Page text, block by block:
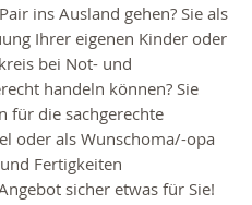
ins Ausland gehen? Sie als
Ihrer eigenen Kinder oder
bei Not- und
handeln können? Sie
für die sachgerechte
oder als Wunschoma/-opa
Fertigkeiten
sicher etwas für Sie!